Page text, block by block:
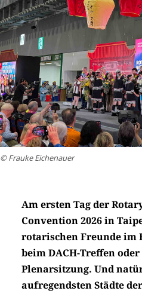
© Frauke Eichenauer
Am ersten Tag der
Convention 2026 in
rotarischen Freunde im
beim DACH-Treffen
Plenarsitzung. Und
aufregendsten Städte